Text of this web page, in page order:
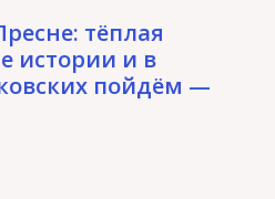
тёплая
истории и в
пойдём —